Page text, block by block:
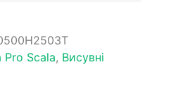
Pro Scala, Висувні